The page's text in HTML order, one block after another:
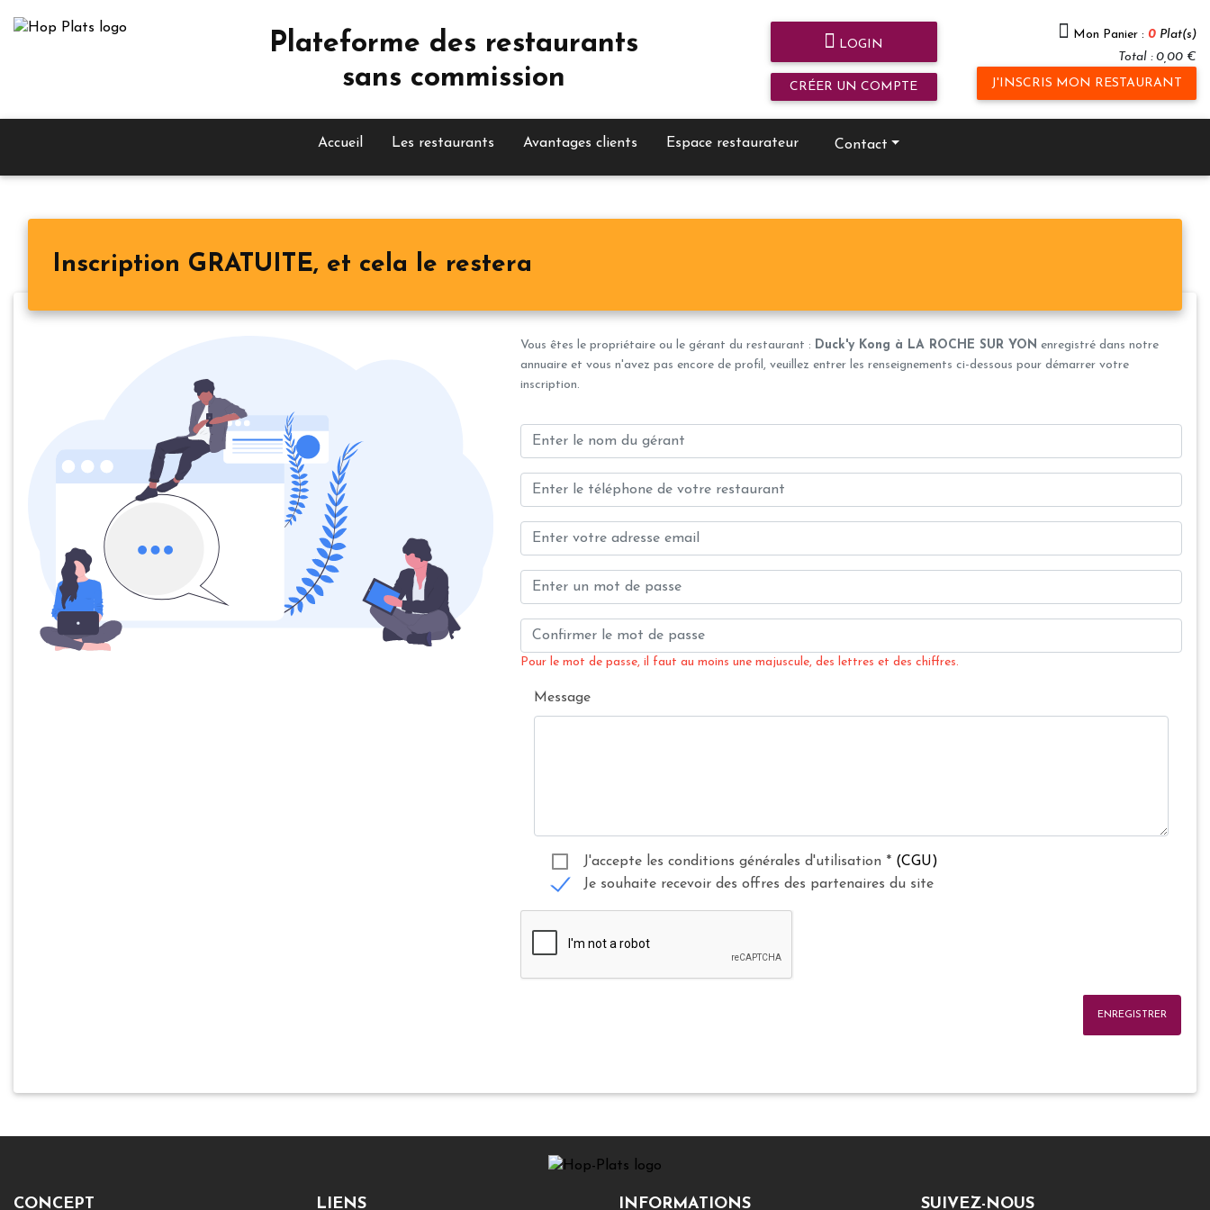
Plateforme des restaurants
sans commission
LOGIN
CRÉER UN COMPTE
Mon Panier : 0 Plat(s)
Total : 0,00 €
J'INSCRIS MON RESTAURANT
Accueil Les restaurants Avantages clients Espace restaurateur Contact
Inscription GRATUITE, et cela le restera
Vous êtes le propriétaire ou le gérant du restaurant : Duck'y Kong à LA ROCHE SUR YON enregistré dans notre
annuaire et vous n'avez pas encore de profil, veuillez entrer les renseignements ci-dessous pour démarrer votre
inscription.
Pour le mot de passe, il faut au moins une majuscule, des lettres et des chiffres.
Message
J'accepte les conditions générales d'utilisation * (CGU)
Je souhaite recevoir des offres des partenaires du site
ENREGISTRER
CONCEPT LIENS INFORMATIONS SUIVEZ-NOUS